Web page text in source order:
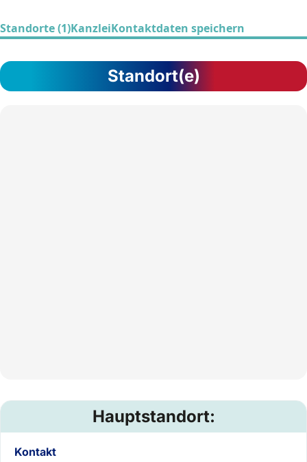
Standorte (1)KanzleiKontaktdaten speichern
Standort(e)
Hauptstandort:
Kontakt